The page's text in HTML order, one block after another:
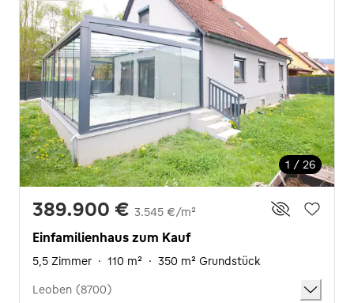
1 / 26
389.900 € 3.545 €/m²
Einfamilienhaus zum Kauf
5,5 Zimmer · 110 m² · 350 m² Grundstück
Leoben (8700)